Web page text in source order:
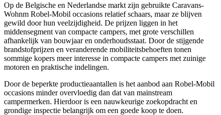
Op de Belgische en Nederlandse markt zijn gebruikte Caravans-
Wohnm Robel-Mobil occasions relatief schaars, maar ze blijven
gewild door hun veelzijdigheid. De prijzen liggen in het
middensegment van compacte campers, met grote verschillen
afhankelijk van bouwjaar en onderhoudsstaat. Door de stijgende
brandstofprijzen en veranderende mobiliteitsbehoeften tonen
sommige kopers meer interesse in compacte campers met zuinige
motoren en praktische indelingen.
Door de beperkte productieaantallen is het aanbod aan Robel-Mobil
occasions minder overvloedig dan dat van mainstream
campermerken. Hierdoor is een nauwkeurige zoekopdracht en
grondige inspectie belangrijk om een goede koop te doen.